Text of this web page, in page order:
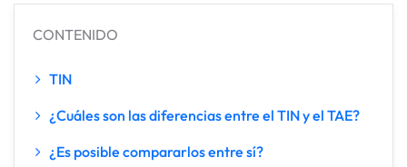
CONTENIDO
TIN
¿Cuáles son las diferencias entre el TIN y el TAE?
¿Es posible compararlos entre sí?